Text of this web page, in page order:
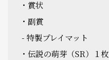
・賞状
・副賞
- 特製プレイマット
・伝説の萌芽（SR）１枚